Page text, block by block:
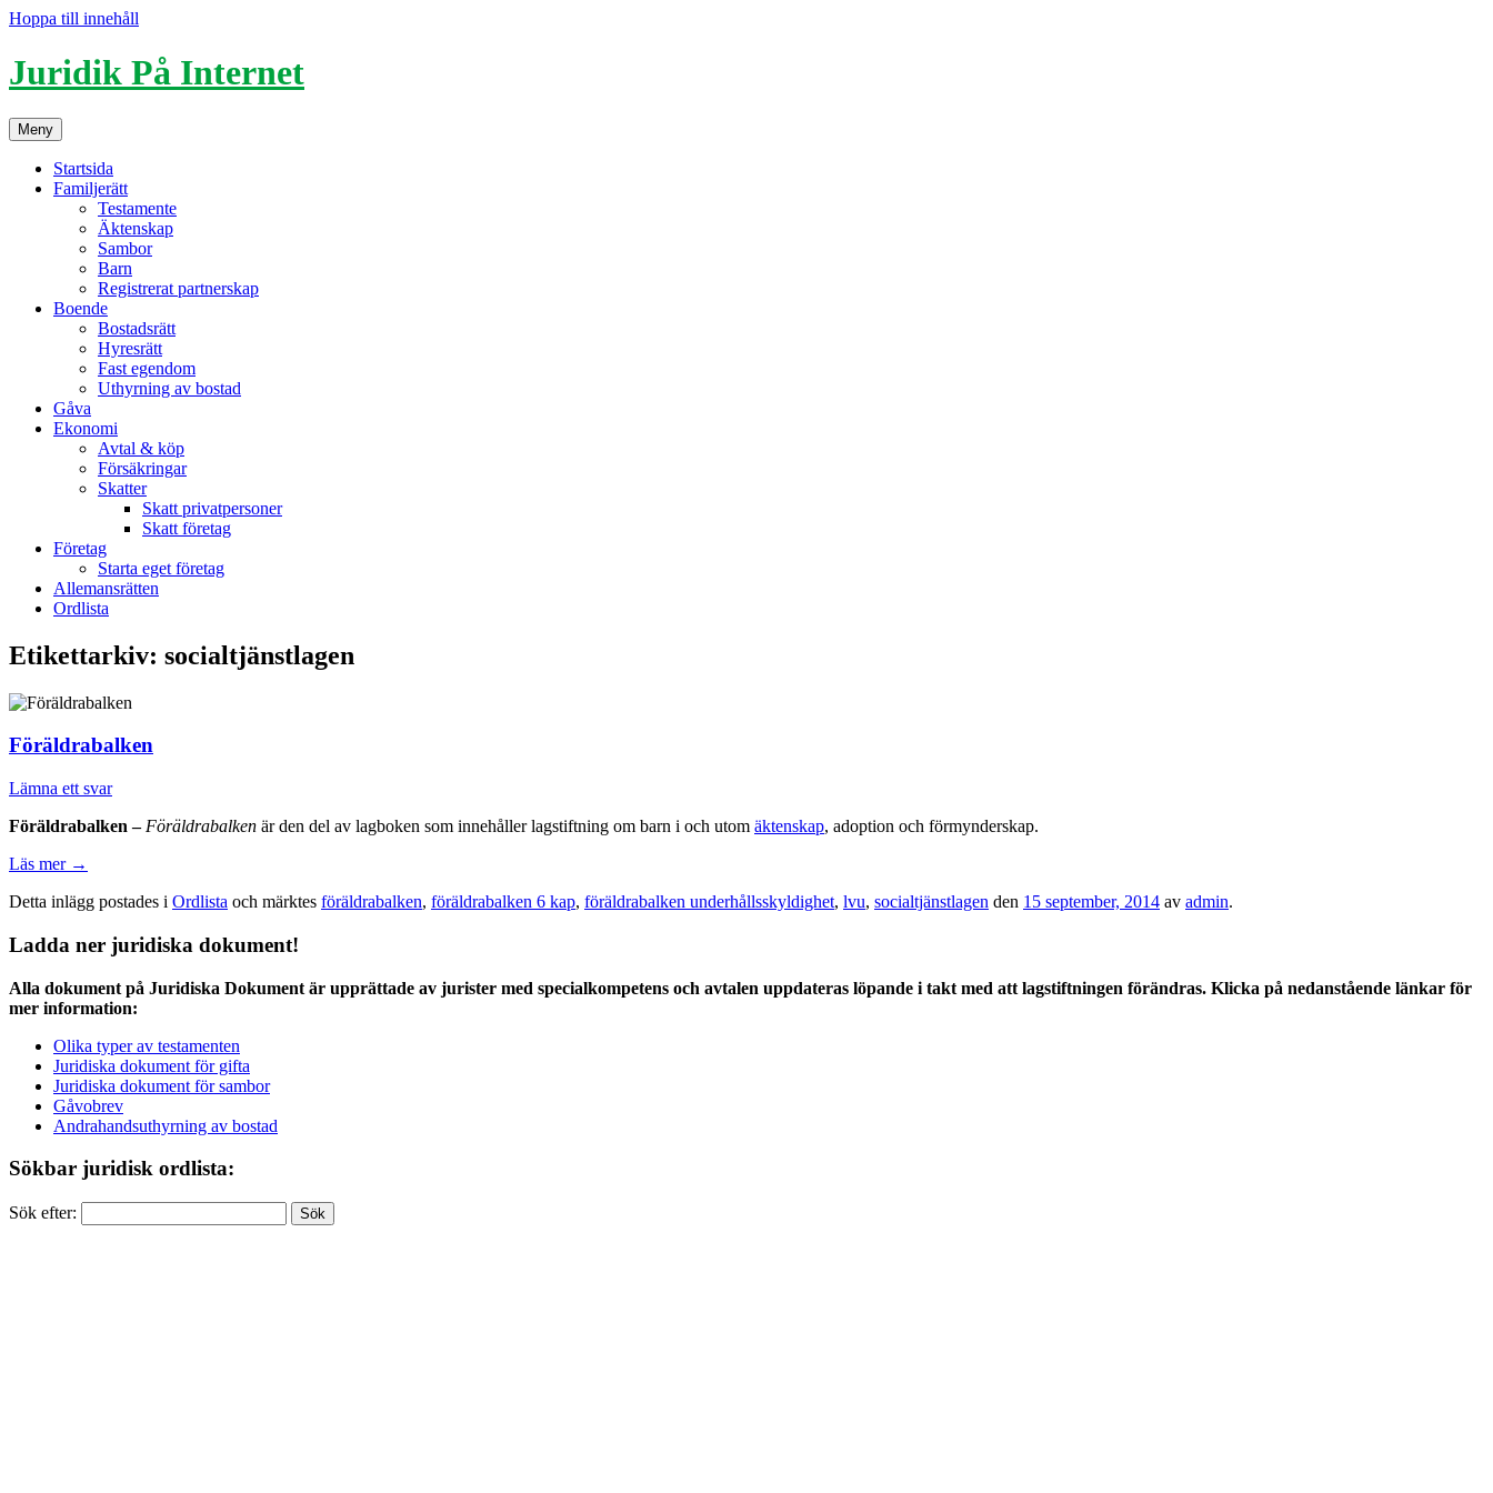
Hoppa till innehåll
Juridik På Internet
Meny
Startsida
Familjerätt
Testamente
Äktenskap
Sambor
Barn
Registrerat partnerskap
Boende
Bostadsrätt
Hyresrätt
Fast egendom
Uthyrning av bostad
Gåva
Ekonomi
Avtal & köp
Försäkringar
Skatter
Skatt privatpersoner
Skatt företag
Företag
Starta eget företag
Allemansrätten
Ordlista
Etikettarkiv: socialtjänstlagen
Föräldrabalken
Lämna ett svar
Föräldrabalken – Föräldrabalken är den del av lagboken som innehåller lagstiftning om barn i och utom äktenskap, adoption och förmynderskap.
Läs mer →
Detta inlägg postades i Ordlista och märktes föräldrabalken, föräldrabalken 6 kap, föräldrabalken underhållsskyldighet, lvu, socialtjänstlagen den 15 september, 2014 av admin.
Ladda ner juridiska dokument!
Alla dokument på Juridiska Dokument är upprättade av jurister med specialkompetens och avtalen uppdateras löpande i takt med att lagstiftningen förändras. Klicka på nedanstående länkar för
mer information:
Olika typer av testamenten
Juridiska dokument för gifta
Juridiska dokument för sambor
Gåvobrev
Andrahandsuthyrning av bostad
Sökbar juridisk ordlista:
Sök efter: